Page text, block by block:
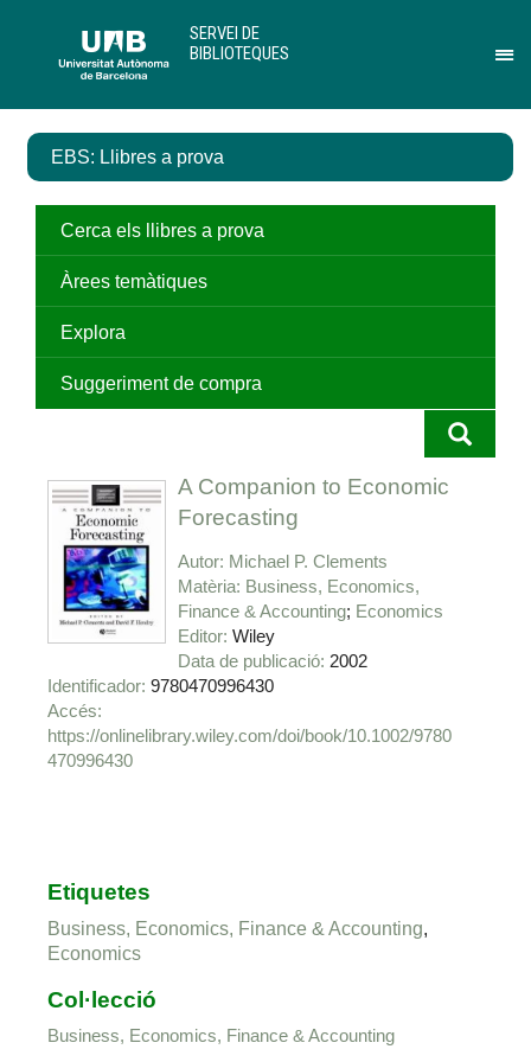
contingut
el
de
SERVEI DE
BIBLIOTEQUES
EBS: Llibres a prova
Cerca els llibres a prova
Àrees temàtiques
Explora
Suggeriment de compra
A Companion to Economic
Forecasting
Autor Michael P. Clements
Matèria Business, Economics,
Finance & Accounting Economics
Editor Wiley
Data de publicació 2002
Identificador 9780470996430
https://onlinelibrary.wiley.com/doi/book/10.1002/9780
470996430
Etiquetes
Business, Economics, Finance & Accounting,
Economics
Col·lecció
Business, Economics, Finance & Accounting